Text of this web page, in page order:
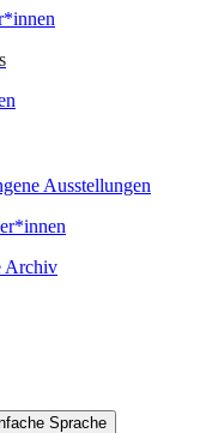
Ausstellungen
Archiv